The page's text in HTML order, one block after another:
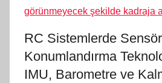
RC Sistemlerde
Konumlandırma
IMU, Barometre ve